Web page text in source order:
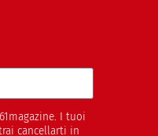
I tuoi
cancellarti in